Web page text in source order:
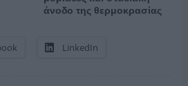
άνοδο της θερμοκρασίας
LinkedIn